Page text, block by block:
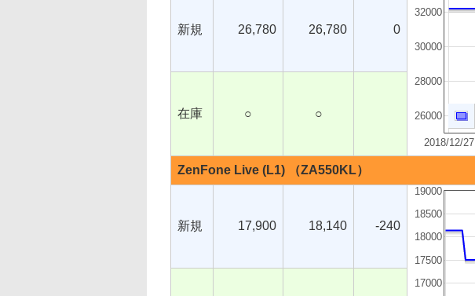
新規 26,780 26,780 0
2018/12/27
26000
28000
30000
32000
在庫 ○ ○
ZenFone Live (L1) （ZA550KL）
新規 17,900 18,140 -240
17000
17500
18000
18500
19000